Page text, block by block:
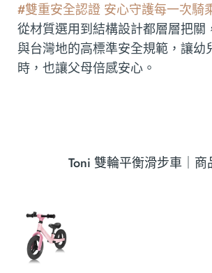
#雙重安全認證 安心守護每一次騎
從材質選用到結構設計都層層把關
與台灣地的高標準安全規範，讓幼
時，也讓父母倍感安心。
Toni 雙輪平衡滑步車｜商